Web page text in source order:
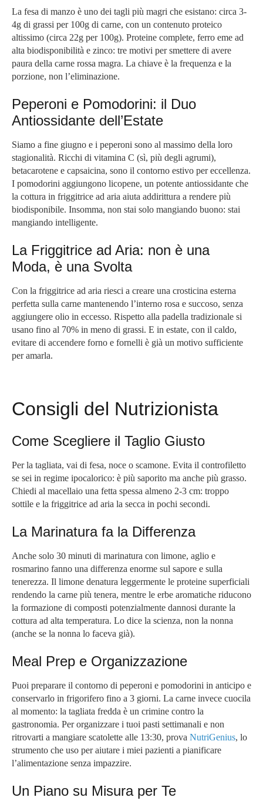
La fesa di manzo è uno dei tagli più magri che esistano: circa 3-
4g di grassi per 100g di carne, con un contenuto proteico
altissimo (circa 22g per 100g). Proteine complete, ferro eme ad
alta biodisponibilità e zinco: tre motivi per smettere di avere
paura della carne rossa magra. La chiave è la frequenza e la
porzione, non l’eliminazione.
Peperoni e Pomodorini: il Duo
Antiossidante dell’Estate
Siamo a fine giugno e i peperoni sono al massimo della loro
stagionalità. Ricchi di vitamina C (sì, più degli agrumi),
betacarotene e capsaicina, sono il contorno estivo per eccellenza.
I pomodorini aggiungono licopene, un potente antiossidante che
la cottura in friggitrice ad aria aiuta addirittura a rendere più
biodisponibile. Insomma, non stai solo mangiando buono: stai
mangiando intelligente.
La Friggitrice ad Aria: non è una
Moda, è una Svolta
Con la friggitrice ad aria riesci a creare una crosticina esterna
perfetta sulla carne mantenendo l’interno rosa e succoso, senza
aggiungere olio in eccesso. Rispetto alla padella tradizionale si
usano fino al 70% in meno di grassi. E in estate, con il caldo,
evitare di accendere forno e fornelli è già un motivo sufficiente
per amarla.
Consigli del Nutrizionista
Come Scegliere il Taglio Giusto
Per la tagliata, vai di fesa, noce o scamone. Evita il controfiletto
se sei in regime ipocalorico: è più saporito ma anche più grasso.
Chiedi al macellaio una fetta spessa almeno 2-3 cm: troppo
sottile e la friggitrice ad aria la secca in pochi secondi.
La Marinatura fa la Differenza
Anche solo 30 minuti di marinatura con limone, aglio e
rosmarino fanno una differenza enorme sul sapore e sulla
tenerezza. Il limone denatura leggermente le proteine superficiali
rendendo la carne più tenera, mentre le erbe aromatiche riducono
la formazione di composti potenzialmente dannosi durante la
cottura ad alta temperatura. Lo dice la scienza, non la nonna
(anche se la nonna lo faceva già).
Meal Prep e Organizzazione
Puoi preparare il contorno di peperoni e pomodorini in anticipo e
conservarlo in frigorifero fino a 3 giorni. La carne invece cuocila
al momento: la tagliata fredda è un crimine contro la
gastronomia. Per organizzare i tuoi pasti settimanali e non
ritrovarti a mangiare scatolette alle 13:30, prova NutriGenius, lo
strumento che uso per aiutare i miei pazienti a pianificare
l’alimentazione senza impazzire.
Un Piano su Misura per Te